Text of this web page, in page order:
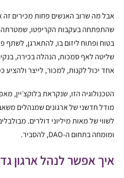
אבל מה שרוב האנשים פחות מכירים זה
שהתפתחה בעקבות הקריפטו, שמטרתה
בטוח ופתוח ליזום בו, להתארגן, לשתף
שליטה לאף סמכות, הנהלה בכירה,
אחד יכול לקנות, למכור, לייצר
הטכנולוגיה הזו, שנקראת בלוקצ׳יין,
מודל חדשני של ארגונים שמנהלים
לשווי של מאות מיליוני דולרים.
ומומחה בתחום ה-DAO, להסביר.
איך אפשר לנהל ארגון